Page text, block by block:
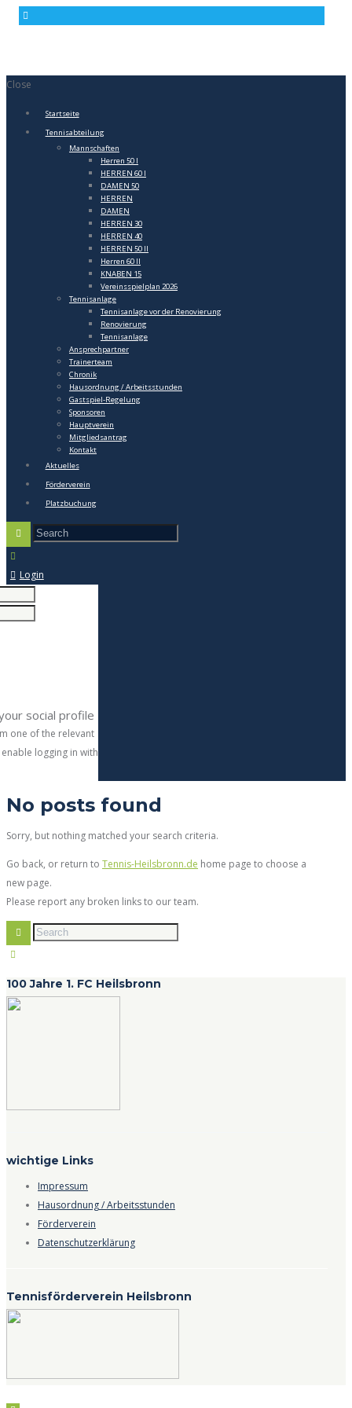
Close
Startseite
Tennisabteilung
Mannschaften
Herren 50 I
HERREN 60 I
DAMEN 50
HERREN
DAMEN
HERREN 30
HERREN 40
HERREN 50 II
Herren 60 II
KNABEN 15
Vereinsspielplan 2026
Tennisanlage
Tennisanlage vor der Renovierung
Renovierung
Tennisanlage
Ansprechpartner
Trainerteam
Chronik
Hausordnung / Arbeitsstunden
Gastspiel-Regelung
Sponsoren
Hauptverein
Mitgliedsantrag
Kontakt
Aktuelles
Förderverein
Platzbuchung
Login
social profile
one of the relevant
logging in with
No posts found
Sorry, but nothing matched your search criteria.
Go back, or return to Tennis-Heilsbronn.de home page to choose a
new page.
Please report any broken links to our team.
100 Jahre 1. FC Heilsbronn
wichtige Links
Impressum
Hausordnung / Arbeitsstunden
Förderverein
Datenschutzerklärung
Tennisförderverein Heilsbronn